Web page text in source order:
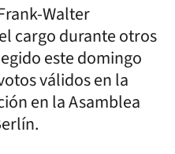
Walter
cargo durante otros
este domingo
válidos en la
en la Asamblea